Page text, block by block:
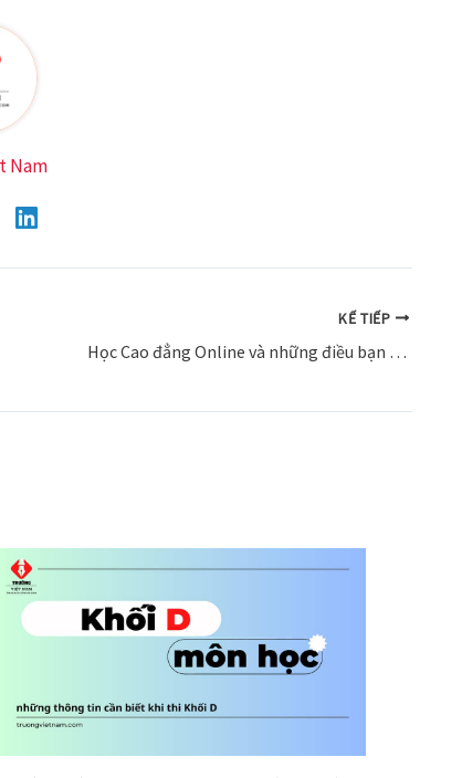
Nam
KẾ TIẾP
Học Cao đẳng Online và những điều bạn cần biết